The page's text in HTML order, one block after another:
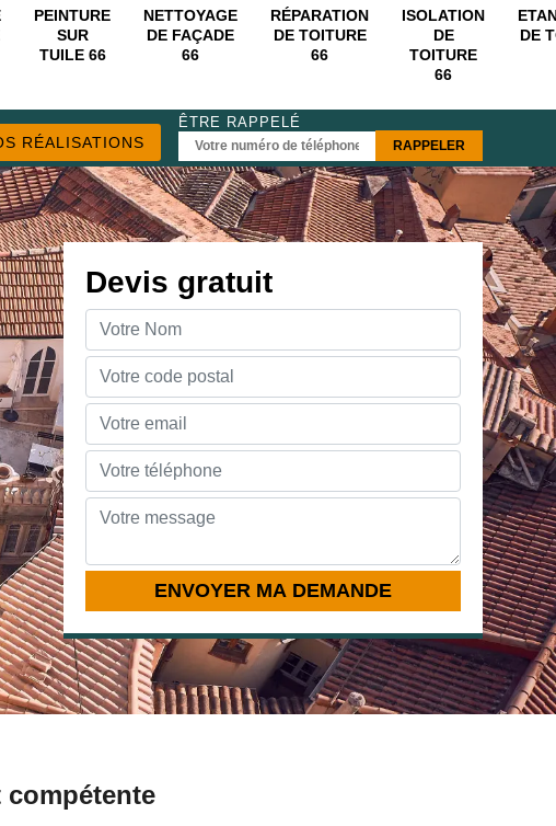
PEINTURE
SUR
TUILE 66
NETTOYAGE
DE FAÇADE
66
RÉPARATION
DE TOITURE
66
ISOLATION
DE
TOITURE
66
DE
RÉALISATIONS
ÊTRE RAPPELÉ
Devis gratuit
compétente